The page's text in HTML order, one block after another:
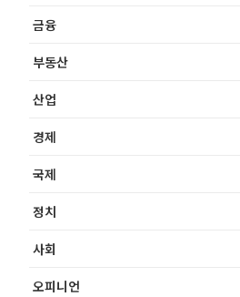
금융
부동산
산업
경제
국제
정치
사회
오피니언